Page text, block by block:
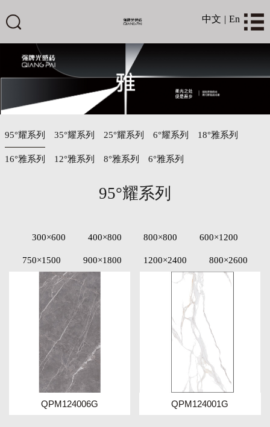
中文 | En
95°耀系列 35°耀系列 25°耀系列 6°耀系列 18°雅系列
16°雅系列 12°雅系列 8°雅系列 6°雅系列
95°耀系列
300×600 400×800 800×800 600×1200
750×1500 900×1800 1200×2400 800×2600
QPM124006G QPM124001G